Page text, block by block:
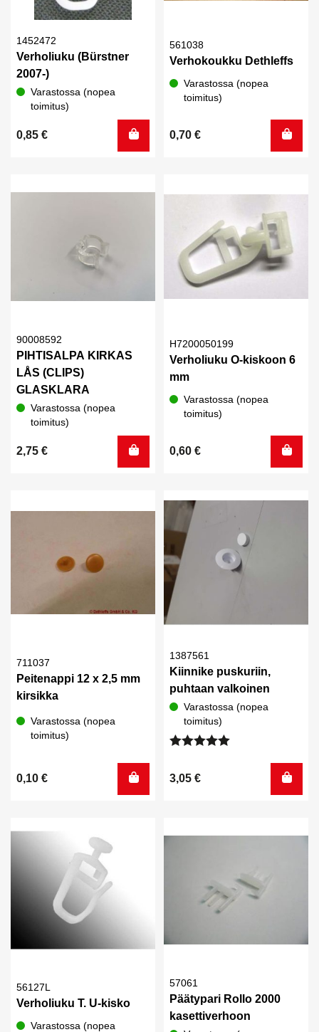
1452472
Verholiuku (Bürstner
2007-)
Varastossa (nopea
toimitus)
0,85 €
561038
Verhokoukku Dethleffs
Varastossa (nopea
toimitus)
0,70 €
90008592
PIHTISALPA KIRKAS
LÅS (CLIPS)
GLASKLARA
Varastossa (nopea
toimitus)
2,75 €
H7200050199
Verholiuku O-kiskoon 6
mm
Varastossa (nopea
toimitus)
0,60 €
711037
Peitenappi 12 x 2,5 mm
kirsikka
Varastossa (nopea
toimitus)
0,10 €
1387561
Kiinnike puskuriin,
puhtaan valkoinen
Varastossa (nopea
toimitus)
5.00/ 5
3,05 €
56127L
Verholiuku T. U-kisko
Varastossa (nopea
57061
Päätypari Rollo 2000
kasettiverhoon